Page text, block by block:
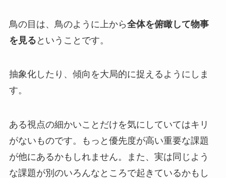
鳥の目は、鳥のように上から全体を俯瞰して物事
を見る ということです。
抽象化したり、傾向を大局的に捉えるようにしま
す。
ある視点の細かいことだけを気にしていてはキリ
がないものです。もっと優先度が高い重要な課題
が他にあるかもしれません。また、実は同じよう
な課題が別のいろんなところで起きているかもし